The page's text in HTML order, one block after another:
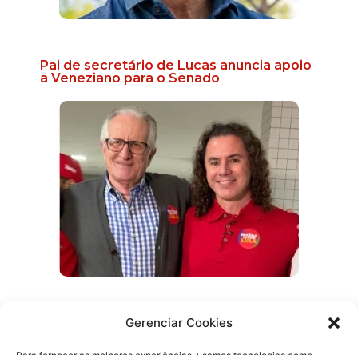
Gerenciar Cookies
Pai de secretário de Lucas anuncia apoio
a Veneziano para o Senado
Efraim promete reabrir delegacias e